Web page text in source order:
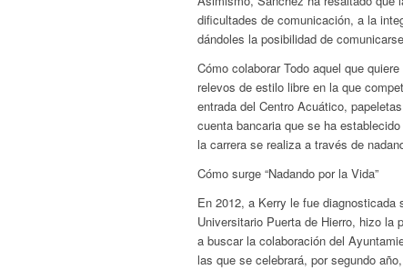
dificultades de comunicación, a la
dándoles la posibilidad de
Cómo colaborar Todo aquel que
relevos de estilo libre en la que
entrada del Centro Acuático,
cuenta bancaria que se ha
la carrera se realiza a través de
Cómo surge “Nadando por la Vida”
En 2012, a Kerry le fue diagnosticada
Universitario Puerta de Hierro, hizo la
a buscar la colaboración del
las que se celebrará, por segundo